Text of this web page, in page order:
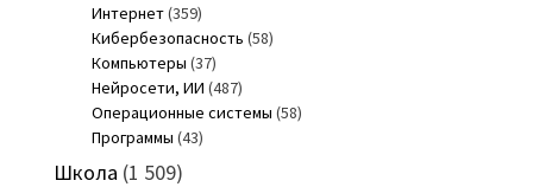
Интернет(359)
Кибербезопасность (58)
Компьютеры (37)
Нейросети, ИИ (487)
Операционные системы (58)
Программы (43)
Школа (1 509)